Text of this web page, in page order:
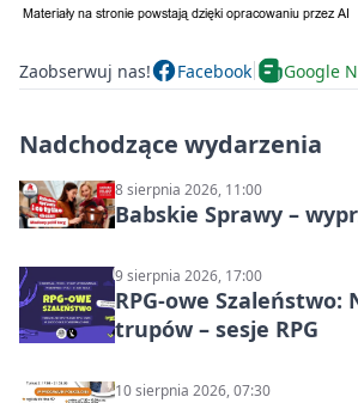
Zaobserwuj nas! Facebook Google
Nadchodzące wydarzenia
8 sierpnia 2026, 11:00
Babskie Sprawy –
9 sierpnia 2026, 17:00
RPG-owe Szaleństwo:
trupów – sesje RPG
10 sierpnia 2026, 07:30